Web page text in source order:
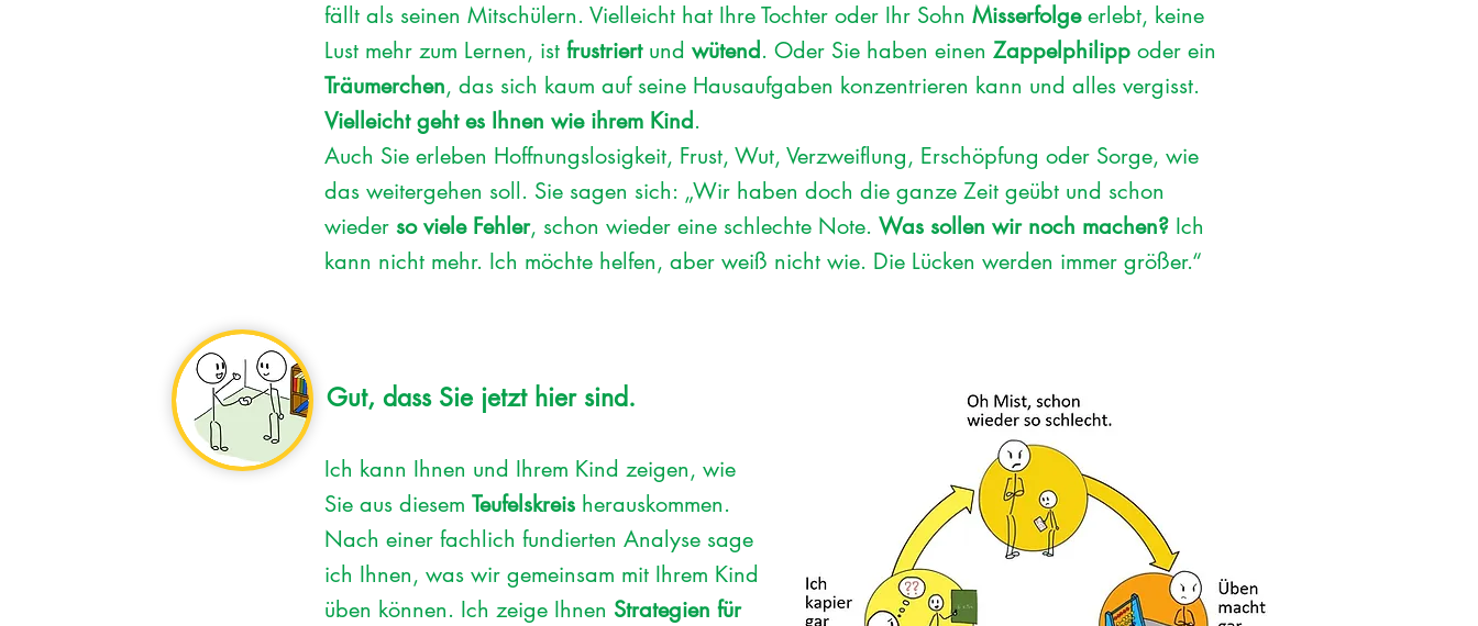
fällt als seinen Mitschülern. Vielleicht hat Ihre Tochter oder Ihr Sohn Misserfolgeerlebt, keine
Lust mehr zum Lernen, ist frustriertund wütend. Oder Sie haben einen Zappelphilipp oder ein
Träumerchen, das sich kaum auf seine Hausaufgaben konzentrieren kann und alles vergisst.
Vielleicht geht es Ihnen wie ihrem Kind.
Auch Sie erleben Hoffnungslosigkeit, Frust, Wut, Verzweiflung, Erschöpfung oder Sorge, wie
das weitergehen soll. Sie sagen sich: „Wir haben doch die ganze Zeit geübt und schon
wieder so viele Fehler, schon wieder eine schlechte Note. Was sollen wir noch machen? Ich
kann nicht mehr. Ich möchte helfen, aber weiß nicht wie. Die Lücken werden immer größer.“
Gut, dass Sie jetzt hier sind.
Ich kann Ihnen und Ihrem Kind zeigen, wie
Sie aus diesem Teufelskreis herauskommen.
Nach einer fachlich fundierten Analyse sage
ich Ihnen, was wir gemeinsam mit Ihrem Kind
üben können. Ich zeige Ihnen Strategien für